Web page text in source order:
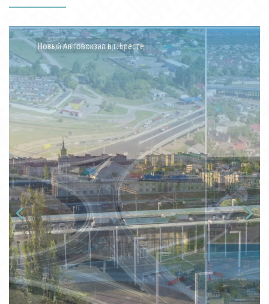
Западный обход г. Бреста